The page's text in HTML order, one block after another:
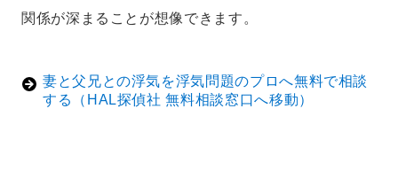
関係が深まることが想像できます。
妻と父兄との浮気を浮気問題のプロへ無料で相談
する（HAL探偵社 無料相談窓口へ移動）